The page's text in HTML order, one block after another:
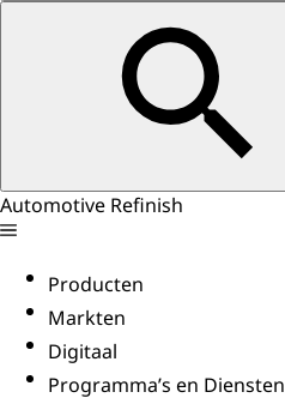
Automotive Refinish
Producten
Markten
Digitaal
Programma’s en Diensten